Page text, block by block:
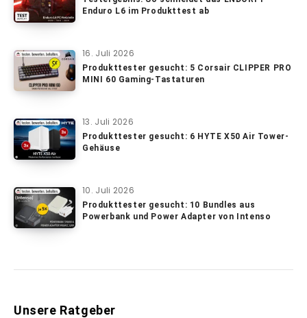
Enduro L6 im Produkttest ab
16. Juli 2026
Produkttester gesucht: 5 Corsair CLIPPER PRO
MINI 60 Gaming-Tastaturen
13. Juli 2026
Produkttester gesucht: 6 HYTE X50 Air Tower-
Gehäuse
10. Juli 2026
Produkttester gesucht: 10 Bundles aus
Powerbank und Power Adapter von Intenso
Unsere Ratgeber